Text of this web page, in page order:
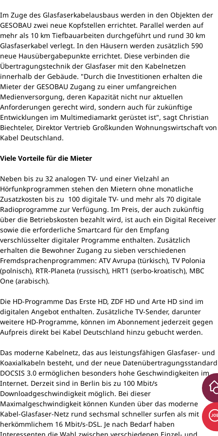
Im Zuge des Glasfaserkabelausbaus werden in den Objekten der
GESOBAU zwei neue Kopfstellen errichtet. Parallel werden auf
mehr als 10 km Tiefbauarbeiten durchgeführt und rund 30 km
Glasfaserkabel verlegt. In den Häusern werden zusätzlich 590
neue Hausübergabepunkte errichtet. Diese verbinden die
Übertragungstechnik der Glasfaser mit den Kabelnetzen
innerhalb der Gebäude. "Durch die Investitionen erhalten die
Mieter der GESOBAU Zugang zu einer umfangreichen
Medienversorgung, deren Kapazität nicht nur aktuellen
Anforderungen gerecht wird, sondern auch für zukünftige
Entwicklungen im Multimediamarkt gerüstet ist", sagt Christian
Biechteler, Direktor Vertrieb Großkunden Wohnungswirtschaft von
Kabel Deutschland.
Viele Vorteile für die Mieter
Neben bis zu 32 analogen TV- und einer Vielzahl an
Hörfunkprogrammen stehen den Mietern ohne monatliche
Zusatzkosten bis zu 100 digitale TV- und mehr als 70 digitale
Radioprogramme zur Verfügung. Im Preis, der auch zukünftig
über die Betriebskosten bezahlt wird, ist auch ein Digital Receiver
sowie die erforderliche Smartcard für den Empfang
verschlüsselter digitaler Programme enthalten. Zusätzlich
erhalten die Bewohner Zugang zu sieben verschiedenen
Fremdsprachenprogrammen: ATV Avrupa (türkisch), TV Polonia
(polnisch), RTR-Planeta (russisch), HRT1 (serbo-kroatisch), MBC
One (arabisch).
Die HD-Programme Das Erste HD, ZDF HD und Arte HD sind im
digitalen Angebot enthalten. Zusätzliche TV-Sender, darunter
weitere HD-Programme, können im Abonnement jederzeit gegen
Aufpreis direkt bei Kabel Deutschland hinzu gebucht werden.
Das moderne Kabelnetz, das aus leistungsfähigen Glasfaser- und
Koaxialkabeln besteht, und der neue Datenübertragungsstandard
DOCSIS 3.0 ermöglichen besonders hohe Geschwindigkeiten im
Internet. Derzeit sind in Berlin bis zu 100 Mbit/s
Downloadgeschwindigkeit möglich. Bei dieser
Maximalgeschwindigkeit können Kunden über das moderne
Kabel-Glasfaser-Netz rund sechsmal schneller surfen als mit
herkömmlichem 16 Mbit/s-DSL. Je nach Bedarf haben